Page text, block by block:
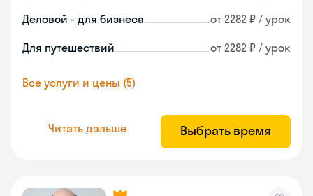
Деловой - для бизнеса от 2282 ₽ / урок
Для путешествий от 2282 ₽ / урок
Все услуги и цены (5)
Читать дальше Выбрать время